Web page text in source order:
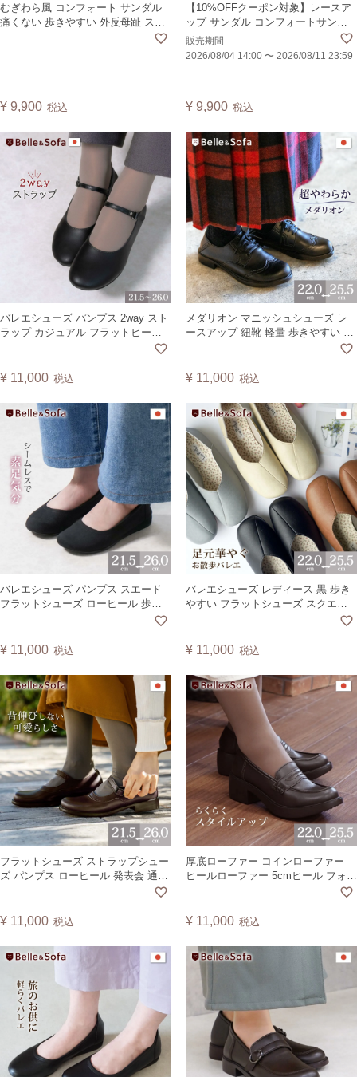
むぎわら風 コンフォート サンダル
痛くない 歩きやすい 外反母趾 スト
ロー 麦わら パナマ フラットサンダ
¥ 9,900 税込
【10%OFFクーポン対象】レースア
ップ サンダル コンフォートサンダ
ル フラット コンビ配色 編み上げ レ
ディース 痛くない 歩きやすい フリ
販売期間
2026/08/04 14:00 〜 2026/08/11 23:59
¥ 9,900 税込
バレエシューズ パンプス 2way スト
ラップ カジュアル フラットヒール
シンプル 軽量 歩きやすい 痛くない
ザー 日本製 A0641
¥ 11,000 税込
メダリオン マニッシュシューズ レ
ースアップ 紐靴 軽量 歩きやすい 疲
れにくい ウイングチップ ヴィーガ
¥ 11,000 税込
バレエシューズ パンプス スエード
フラットシューズ ローヒール 歩き
やすい 疲れにくい 痛くない 靴 日本
¥ 11,000 税込
バレエシューズ レディース 黒 歩き
やすい フラットシューズ スクエア
トゥ シンプル 通勤 仕事 外反母趾に
TULIP
¥ 11,000 税込
フラットシューズ ストラップシュー
ズ パンプス ローヒール 発表会 通勤
通学 入学式 冠婚葬祭 婦人靴 レディ
ShoesNo.A6594
¥ 11,000 税込
厚底ローファー コインローファー
ヒールローファー 5cmヒール フォー
¥ 11,000 税込